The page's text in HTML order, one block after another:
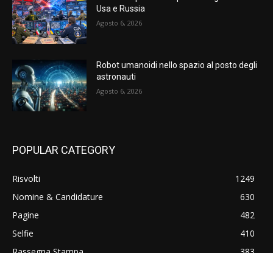
Usa e Russia
Agosto 6, 2026
Robot umanoidi nello spazio al posto degli
astronauti
Agosto 6, 2026
POPULAR CATEGORY
Risvolti
1249
Nomine & Candidature
630
Pagine
482
Selfie
410